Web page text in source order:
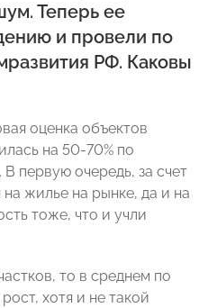
Теперь ее
и провели по
РФ. Каковы
оценка объектов
на 50-70% по
первую очередь, за счет
жилье на рынке, да и на
тоже, что и учли
то в среднем по
хотя и не такой